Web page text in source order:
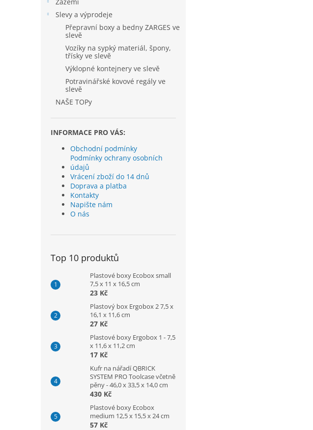
Slevy a výprodeje
Přepravní boxy a bedny ZARGES ve
slevě
Vozíky na sypký materiál, špony,
třísky ve slevě
Výklopné kontejnery ve slevě
Potravinářské kovové regály ve
slevě
NAŠE TOPy
INFORMACE PRO VÁS:
Obchodní podmínky
Podmínky ochrany osobních
údajů
Vrácení zboží do 14 dnů
Doprava a platba
Kontakty
Napište nám
O nás
Top 10 produktů
Plastové boxy Ecobox small
7,5 x 11 x 16,5 cm
23 Kč
Plastový box Ergobox 2 7,5 x
16,1 x 11,6 cm
27 Kč
Plastové boxy Ergobox 1 - 7,5
x 11,6 x 11,2 cm
17 Kč
Kufr na nářadí QBRICK
SYSTEM PRO Toolcase včetně
pěny - 46,0 x 33,5 x 14,0 cm
430 Kč
Plastové boxy Ecobox
medium 12,5 x 15,5 x 24 cm
57 Kč